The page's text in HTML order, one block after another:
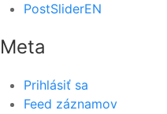
PostSliderEN
Meta
Prihlásiť sa
Feed záznamov